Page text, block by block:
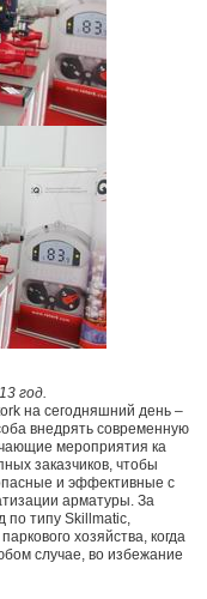
год.
на сегодняшний день –
внедрять современную
мероприятия ка
заказчиков, чтобы
и эффективные с
арматуры. За
по типу Skillmatic,
хозяйства, когда
случае, во избежание